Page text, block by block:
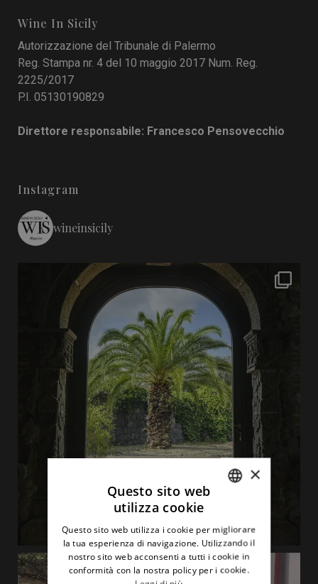
Wine In Sicily
Autorizzazione del Tribunale di Palermo
Reg. Stampa nr. 4 del 10 maggio 2017 Num. Reg.
2225/2017
P.I. 05130190829
Direttore responsabile: Francesco Pensovecchio
Instagram
wineinsicily
ENGLISH
×
Questo sito web
utilizza cookie
Questo sito web utilizza i cookie per migliorare
la tua esperienza di navigazione. Utilizzando il
nostro sito web acconsenti a tutti i cookie in
conformità con la nostra policy per i cookie.